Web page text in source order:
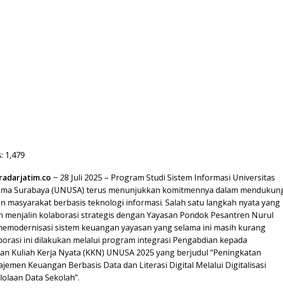
1,479
~ 28 Juli 2025 – Program Studi Sistem Informasi Universitas
Surabaya (UNUSA) terus menunjukkan komitmennya dalam
masyarakat berbasis teknologi informasi. Salah satu langkah nyata yang
menjalin kolaborasi strategis dengan Yayasan Pondok Pesantren Nurul
sistem keuangan yayasan yang selama ini masih kurang
ini dilakukan melalui program integrasi Pengabdian kepada
Kuliah Kerja Nyata (KKN) UNUSA 2025 yang berjudul “Peningkatan
Keuangan Berbasis Data dan Literasi Digital Melalui Digitalisasi
Data Sekolah”.